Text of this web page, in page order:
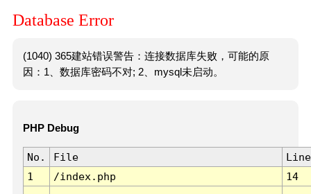
Database Error
(1040) 365建站错误警告：连接数据库失败，可能的原
因：1、数据库密码不对; 2、mysql未启动。
PHP Debug
No. File
Line
1
/index.php 14